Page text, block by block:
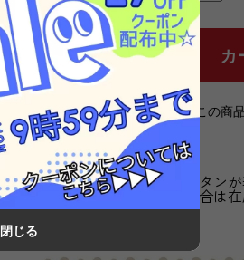
閉じる
» この商
※「カートに入れる」ボタン
カートに入れられない場合は